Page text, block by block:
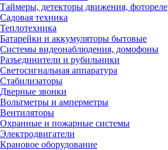
Таймеры, детекторы движения, фотореле
Садовая техника
Теплотехника
Батарейки и аккумуляторы бытовые
Системы видеонаблюдения, домофоны
Разъединители и рубильники
Светосигнальная аппаратура
Стабилизаторы
Дверные звонки
Вольтметры и амперметры
Вентиляторы
Охранные и пожарные системы
Электродвигатели
Крановое оборудование